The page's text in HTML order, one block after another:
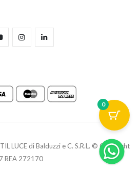
LUCE di Balduzzi e C. S.R.L. © Copyright
REA 272170
0